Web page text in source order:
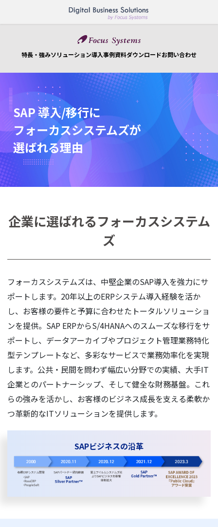
テ
ゲ
特長・強みソリューション導入事例資料ダウンロードお問い合わせ
SAP 導入/移行に
フォーカスシステムズが
選ばれる理由
企業に選ばれるフォーカスシステム
ズ
フォーカスシステムズは、中堅企業のSAP導入を強力にサ
ポートします。20年以上のERPシステム導入経験を活か
し、お客様の要件と予算に合わせたトータルソリューショ
ンを提供。SAP ERPからS/4HANAへのスムーズな移行をサ
ポートし、データアーカイブやプロジェクト管理業務特化
型テンプレートなど、多彩なサービスで業務効率化を実現
します。公共・民間を問わず幅広い分野での実績、大手IT
企業とのパートナーシップ、そして健全な財務基盤。これ
らの強みを活かし、お客様のビジネス成長を支える柔軟か
つ革新的なITソリューションを提供します。
SAPビジネスの沿革